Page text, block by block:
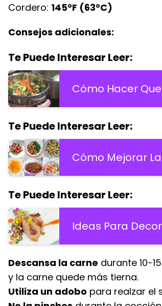
Cordero: 145°F (63°C)
Consejos adicionales:
Te Puede Interesar Leer:
Cómo Hacer
Te Puede Interesar Leer:
Cómo Mejorar
Te Puede Interesar Leer:
Ideas Para
Descansa la carne durante 10-
y la carne quede más tierna.
Utiliza un adobo para realzar el